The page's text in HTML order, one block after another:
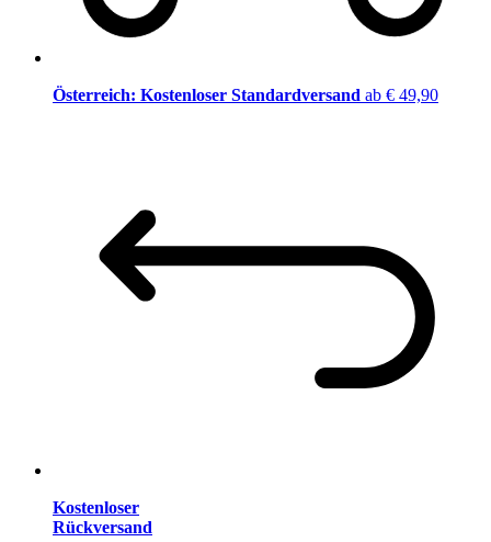
Österreich: Kostenloser Standardversand ab € 49,90
Kostenloser
Rückversand